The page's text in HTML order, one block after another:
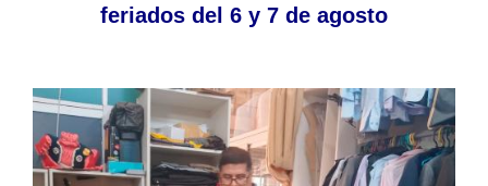
feriados del 6 y 7 de agosto